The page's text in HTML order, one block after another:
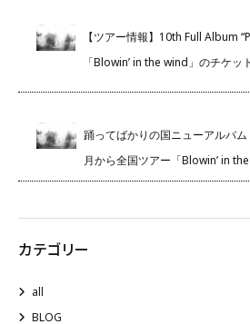
【ツアー情報】10th Full Album
「Blowin’ in the wind」のチケッ
踊ってばかりの国ニューアルバ
月から全国ツアー「Blowin’ in
カテゴリー
all
BLOG